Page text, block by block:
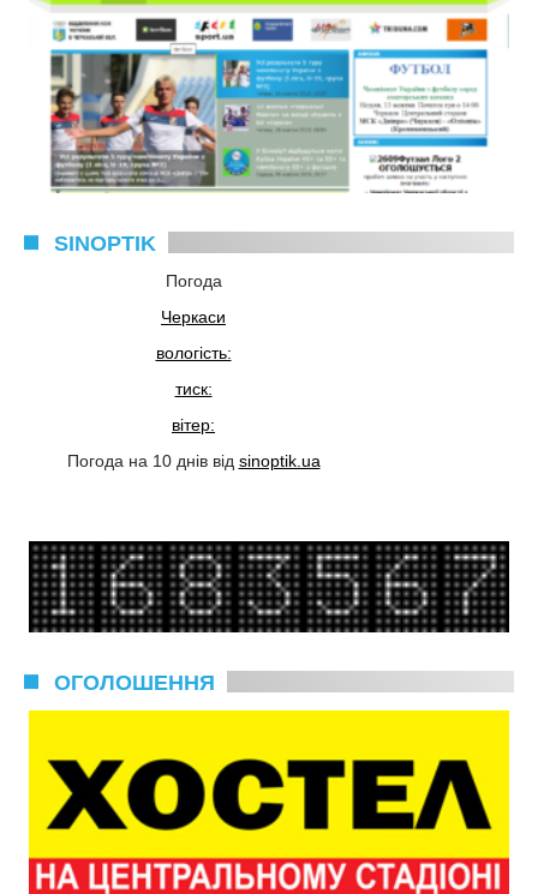
SINOPTIK
Погода
Черкаси
вологість:
тиск:
вітер:
Погода на 10 днів від sinoptik.ua
ОГОЛОШЕННЯ